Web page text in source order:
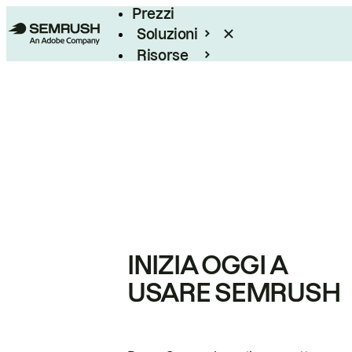
Prezzi
Soluzioni
Risorse
INIZIA OGGI A
USARE SEMRUSH